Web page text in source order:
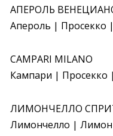
АПЕРОЛЬ
Апероль | Просекко
CAMPARI MILANO
Кампари |
ЛИМОНЧЕЛЛО
Лимончелло |